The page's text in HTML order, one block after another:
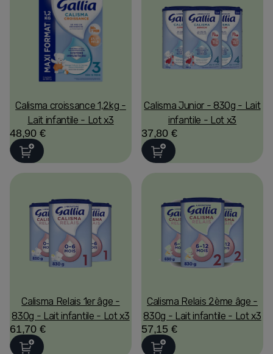
Calisma croissance 1,2kg -
Lait infantile - Lot x3
48,90 €
Calisma Junior - 830g - Lait
infantile - Lot x3
37,80 €
Calisma Relais 1er âge -
830g - Lait infantile - Lot x3
61,70 €
Calisma Relais 2ème âge -
830g - Lait infantile - Lot x3
57,15 €